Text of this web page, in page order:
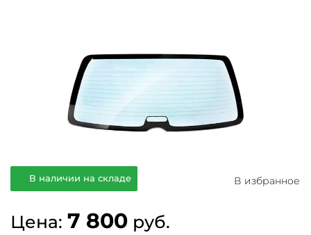
В наличии на складе В избранное
Цена: 7 800 руб.